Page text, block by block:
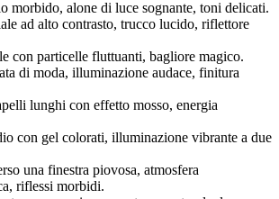
morbido, alone di luce sognante, toni delicati.
ad alto contrasto, trucco lucido, riflettore
con particelle fluttuanti, bagliore magico.
di moda, illuminazione audace, finitura
lunghi con effetto mosso, energia
con gel colorati, illuminazione vibrante a due
una finestra piovosa, atmosfera
riflessi morbidi.